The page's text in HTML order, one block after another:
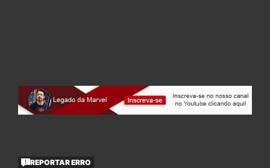
REPORTAR ERRO